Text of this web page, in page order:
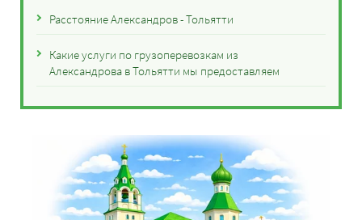
Расстояние Александров - Тольятти
Какие услуги по грузоперевозкам из
Александрова в Тольятти мы предоставляем